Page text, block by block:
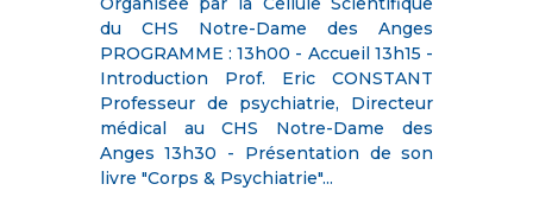
du CHS Notre-Dame des Anges
PROGRAMME : 13h00 - Accueil 13h15 -
Introduction Prof. Eric CONSTANT
Professeur de psychiatrie, Directeur
médical au CHS Notre-Dame des
Anges 13h30 - Présentation de son
livre "Corps & Psychiatrie"...